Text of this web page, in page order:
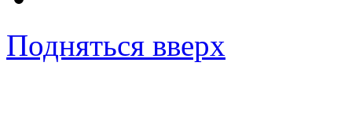
Подняться вверх